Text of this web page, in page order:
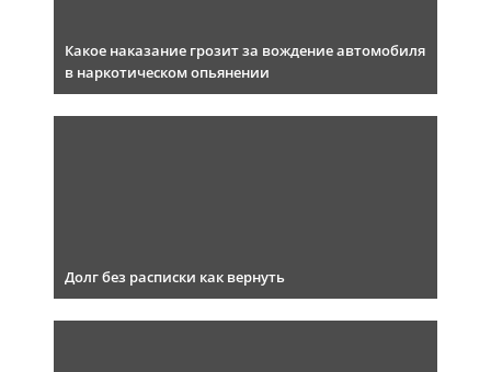
Какое наказание грозит за вождение автомобиля
в наркотическом опьянении
Долг без расписки как вернуть